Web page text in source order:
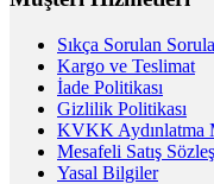
Sıkça Sorulan
Kargo ve Teslimat
İade Politikası
Gizlilik Politikası
KVKK Aydınlatma
Mesafeli Satış
Yasal Bilgiler